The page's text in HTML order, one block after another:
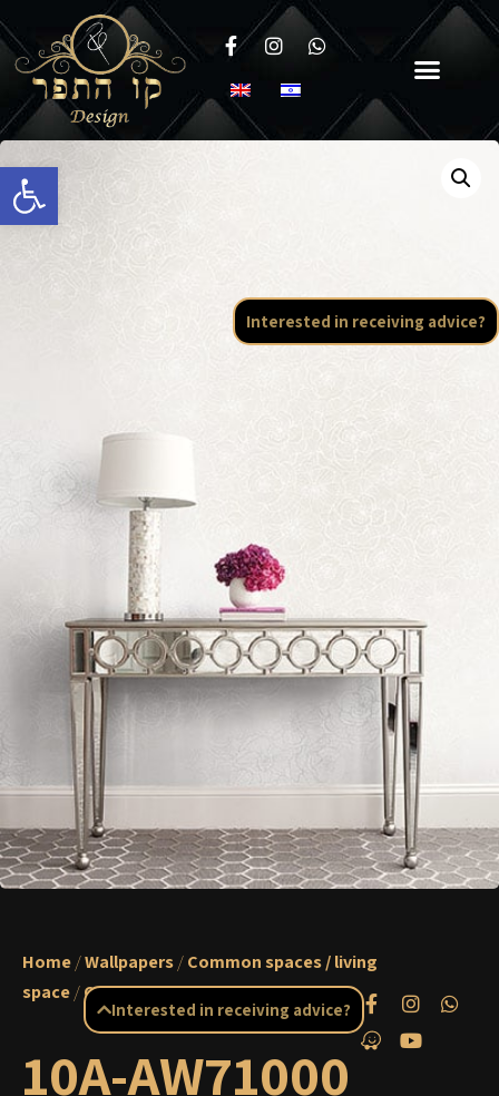
Open toolbar
Home/Wallpapers/Common spaces / living
space/Casablanca 2-M/ 10A-AW71000
10A-AW71000
Interested in receiving advice?
Interested in receiving advice?